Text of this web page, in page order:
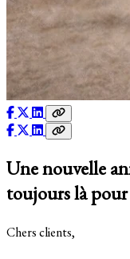
Une nouvelle
toujours là
Chers clients,